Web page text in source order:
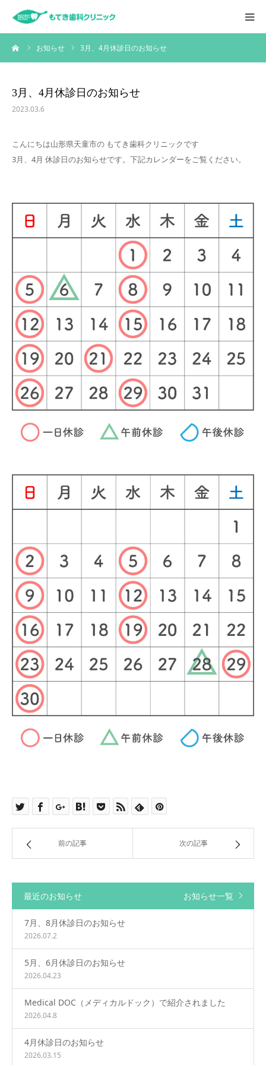
お知らせ 3月、4月休診日のお知らせ
3月、4月休診日のお知らせ
2023.03.6
こんにちは山形県天童市の もてき歯科クリニックです
3月、4月 休診日のお知らせです。下記カレンダーをご覧ください。
前の記事 次の記事
最近のお知らせ お知らせ一覧
7月、8月休診日のお知らせ
2026.07.2
5月、6月休診日のお知らせ
2026.04.23
Medical DOC（メディカルドック）で紹介されました
2026.04.8
4月休診日のお知らせ
2026.03.15
HOME
採用情報